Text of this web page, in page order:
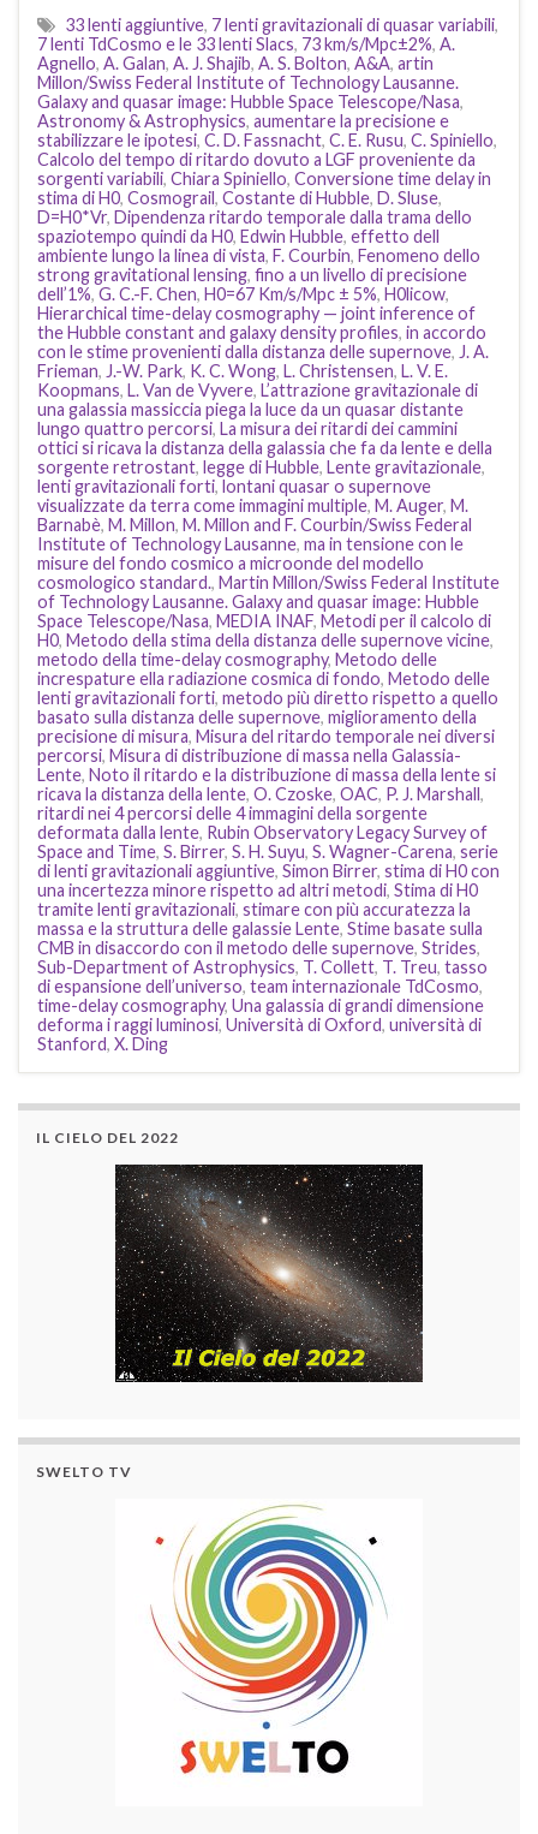
33 lenti aggiuntive, 7 lenti gravitazionali di quasar variabili,
7 lenti TdCosmo e le 33 lenti Slacs, 73 km/s/Mpc±2%, A.
Agnello, A. Galan, A. J. Shajib, A. S. Bolton, A&A, artin
Millon/Swiss Federal Institute of Technology Lausanne.
Galaxy and quasar image: Hubble Space Telescope/Nasa,
Astronomy & Astrophysics, aumentare la precisione e
stabilizzare le ipotesi, C. D. Fassnacht, C. E. Rusu, C. Spiniello,
Calcolo del tempo di ritardo dovuto a LGF proveniente da
sorgenti variabili, Chiara Spiniello, Conversione time delay in
stima di H0, Cosmograil, Costante di Hubble, D. Sluse,
D=H0*Vr, Dipendenza ritardo temporale dalla trama dello
spaziotempo quindi da H0, Edwin Hubble, effetto dell
ambiente lungo la linea di vista, F. Courbin, Fenomeno dello
strong gravitational lensing, fino a un livello di precisione
dell’1%, G. C.-F. Chen, H0=67 Km/s/Mpc ± 5%, H0licow,
Hierarchical time-delay cosmography — joint inference of
the Hubble constant and galaxy density profiles, in accordo
con le stime provenienti dalla distanza delle supernove, J. A.
Frieman, J.-W. Park, K. C. Wong, L. Christensen, L. V. E.
Koopmans, L. Van de Vyvere, L’attrazione gravitazionale di
una galassia massiccia piega la luce da un quasar distante
lungo quattro percorsi, La misura dei ritardi dei cammini
ottici si ricava la distanza della galassia che fa da lente e della
sorgente retrostant, legge di Hubble, Lente gravitazionale,
lenti gravitazionali forti, lontani quasar o supernove
visualizzate da terra come immagini multiple, M. Auger, M.
Barnabè, M. Millon, M. Millon and F. Courbin/Swiss Federal
Institute of Technology Lausanne, ma in tensione con le
misure del fondo cosmico a microonde del modello
cosmologico standard., Martin Millon/Swiss Federal Institute
of Technology Lausanne. Galaxy and quasar image: Hubble
Space Telescope/Nasa, MEDIA INAF, Metodi per il calcolo di
H0, Metodo della stima della distanza delle supernove vicine,
metodo della time-delay cosmography, Metodo delle
increspature ella radiazione cosmica di fondo, Metodo delle
lenti gravitazionali forti, metodo più diretto rispetto a quello
basato sulla distanza delle supernove, miglioramento della
precisione di misura, Misura del ritardo temporale nei diversi
percorsi, Misura di distribuzione di massa nella Galassia-
Lente, Noto il ritardo e la distribuzione di massa della lente si
ricava la distanza della lente, O. Czoske, OAC, P. J. Marshall,
ritardi nei 4 percorsi delle 4 immagini della sorgente
deformata dalla lente, Rubin Observatory Legacy Survey of
Space and Time, S. Birrer, S. H. Suyu, S. Wagner-Carena, serie
di lenti gravitazionali aggiuntive, Simon Birrer, stima di H0 con
una incertezza minore rispetto ad altri metodi, Stima di H0
tramite lenti gravitazionali, stimare con più accuratezza la
massa e la struttura delle galassie Lente, Stime basate sulla
CMB in disaccordo con il metodo delle supernove, Strides,
Sub-Department of Astrophysics, T. Collett, T. Treu, tasso
di espansione dell’universo, team internazionale TdCosmo,
time-delay cosmography, Una galassia di grandi dimensione
deforma i raggi luminosi, Università di Oxford, università di
Stanford, X. Ding
IL CIELO DEL 2022
SWELTO TV